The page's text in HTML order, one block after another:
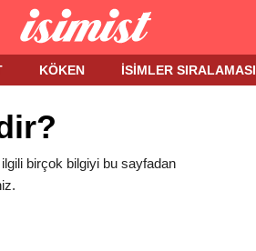
KÖKEN İSIMLER SIRALAMASI
birçok bilgiyi bu sayfadan